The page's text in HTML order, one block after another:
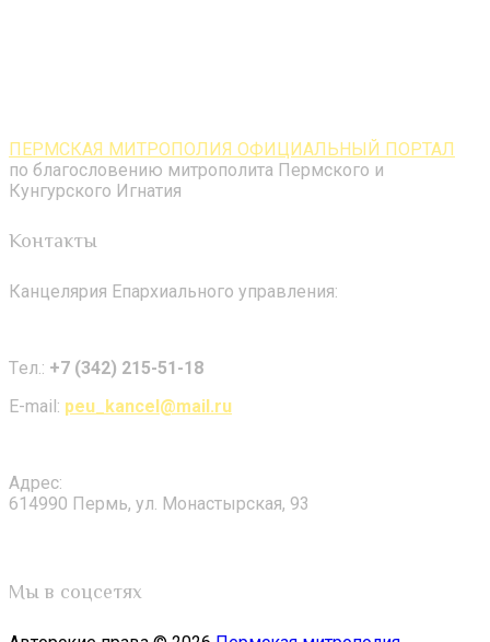
ПЕРМСКАЯ МИТРОПОЛИЯ ОФИЦИАЛЬНЫЙ ПОРТАЛ
по благословению митрополита Пермского и
Кунгурского Игнатия
Контакты
Канцелярия Епархиального управления:
Tел.: +7 (342) 215-51-18
E-mail: peu_kancel@mail.ru
Адрес:
614990 Пермь, ул. Монастырская, 93
Мы в соцсетях